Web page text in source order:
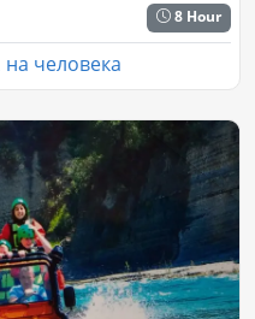
8 Hour
на человека